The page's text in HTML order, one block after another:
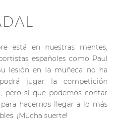
está en nuestras mentes,
españoles como Paul
lesión en la muñeca no ha
jugar la competición
pero sí que podemos contar
hacernos llegar a lo más
¡Mucha suerte!